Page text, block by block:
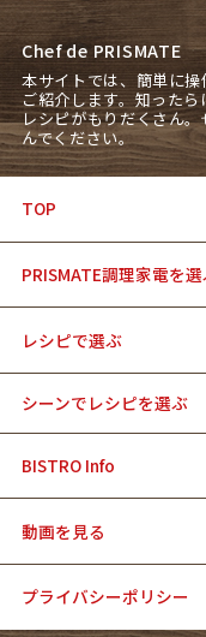
Chef de PRISMATE
本サイトでは、簡単に
ご紹介します。知った
レシピがもりだくさん
んでください。
TOP
PRISMATE調理家電を
レシピで選ぶ
シーンでレシピを選ぶ
BISTRO Info
動画を見る
プライバシーポリシー